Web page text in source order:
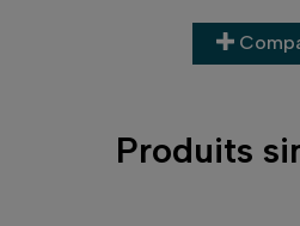
Produits